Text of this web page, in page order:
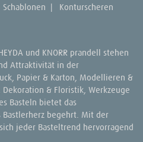
Schablonen | Konturscheren
und KNORR prandell stehen
Attraktivität in der
Papier & Karton, Modellieren &
Dekoration & Floristik, Werkzeuge
Basteln bietet das
begehrt. Mit der
jeder Basteltrend hervorragend